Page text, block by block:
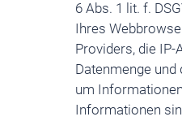
6 Abs. 1 lit. f.
Ihres
Providers, die
Datenmenge
um
Informationen